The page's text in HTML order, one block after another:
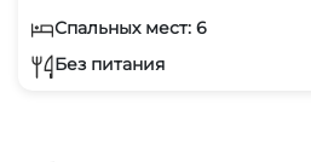
Спальных мест: 6
Без питания